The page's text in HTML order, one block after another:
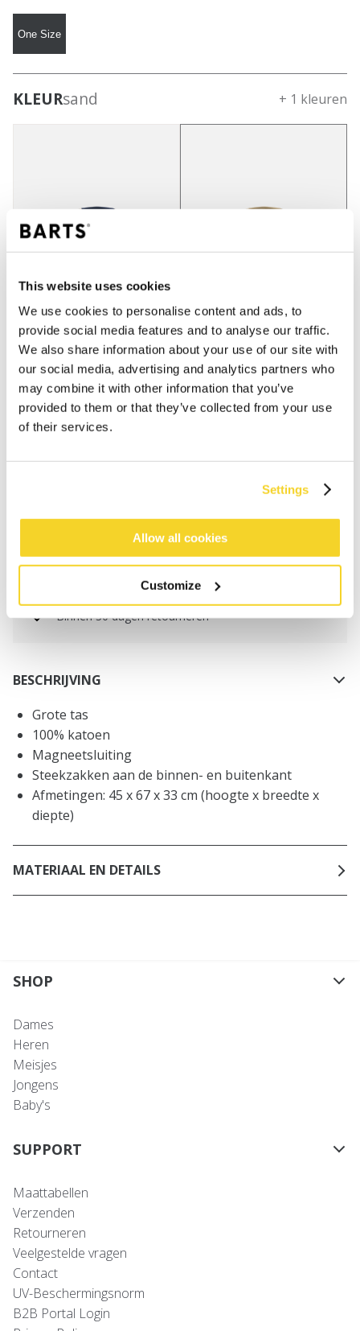
This website uses cookies
We use cookies to personalise content and ads, to
provide social media features and to analyse our traffic.
We also share information about your use of our site with
our social media, advertising and analytics partners who
may combine it with other information that you’ve
provided to them or that they’ve collected from your use
of their services.
Settings
Allow all cookies
Customize
One Size
KLEURsand + 1 kleuren
Bestellingen die op werkdagen vóór 12:00 uur
Binnen 30 dagen retourneren
BESCHRIJVING
Grote tas
100% katoen
Magneetsluiting
Steekzakken aan de binnen- en buitenkant
Afmetingen: 45 x 67 x 33 cm (hoogte x breedte x
diepte)
MATERIAAL EN DETAILS
SHOP
Dames
Heren
Meisjes
Jongens
Baby's
SUPPORT
Maattabellen
Verzenden
Retourneren
Veelgestelde vragen
Contact
UV-Beschermingsnorm
B2B Portal Login